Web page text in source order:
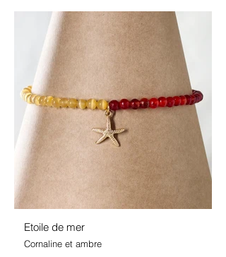
Etoile de mer
Cornaline et ambre